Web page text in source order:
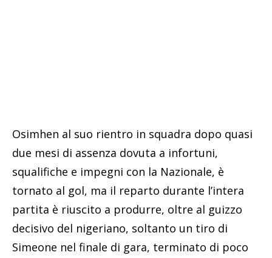
Osimhen al suo rientro in squadra dopo quasi
due mesi di assenza dovuta a infortuni,
squalifiche e impegni con la Nazionale, è
tornato al gol, ma il reparto durante l’intera
partita è riuscito a produrre, oltre al guizzo
decisivo del nigeriano, soltanto un tiro di
Simeone nel finale di gara, terminato di poco